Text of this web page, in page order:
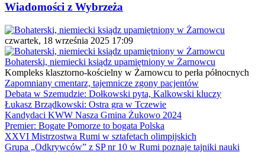
Wiadomości z Wybrzeża
czwartek, 18 września 2025 17:09
Bohaterski, niemiecki ksiądz upamiętniony w Żarnowcu
Kompleks klasztorno-kościelny w Żarnowcu to perła północnych
Zapomniany cmentarz, tajemnicze zgony pacjentów
Debata w Szemudzie: Dołkowski pyta, Kalkowski kluczy
Łukasz Brządkowski: Ostra gra w Tczewie
Kandydaci KWW Nasza Gmina Żukowo 2024
Premier: Bogate Pomorze to bogata Polska
XXVI Mistrzostwa Rumi w sztafetach olimpijskich
Grupa „Odkrywców” z SP nr 10 w Rumi poznaje tajniki nauki